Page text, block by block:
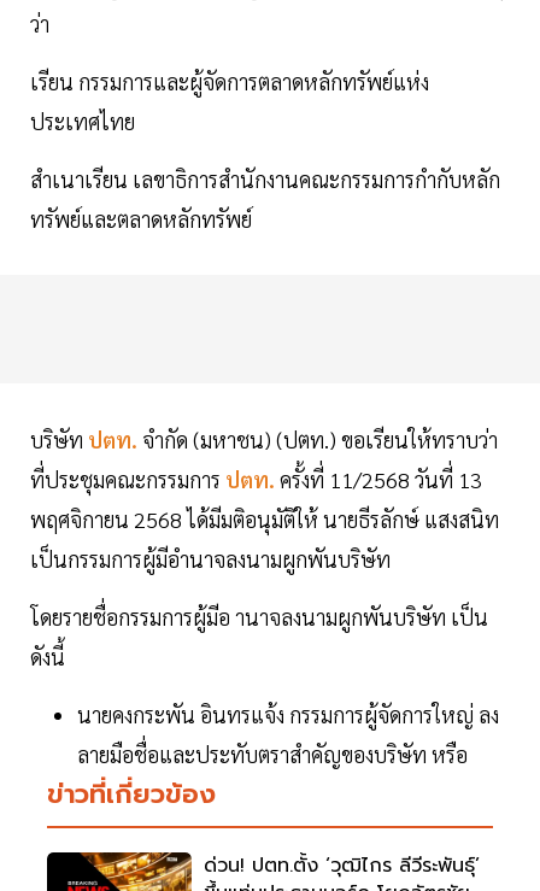
ว่า
เรียน กรรมการและผู้จัดการตลาดหลักทรัพย์แห่ง
ประเทศไทย
สำเนาเรียน เลขาธิการสำนักงานคณะกรรมการกำกับหลัก
ทรัพย์และตลาดหลักทรัพย์
บริษัท ปตท. จำกัด (มหาชน) (ปตท.) ขอเรียนให้ทราบว่า
ที่ประชุมคณะกรรมการ ปตท. ครั้งที่ 11/2568 วันที่ 13
พฤศจิกายน 2568 ได้มีมติอนุมัติให้ นายธีรลักษ์ แสงสนิท
เป็นกรรมการผู้มีอำนาจลงนามผูกพันบริษัท
โดยรายชื่อกรรมการผู้มีอ านาจลงนามผูกพันบริษัท เป็น
ดังนี้
นายคงกระพัน อินทรแจ้ง กรรมการผู้จัดการใหญ่ ลง
ลายมือชื่อและประทับตราสำคัญของบริษัท หรือ
ข่าวที่เกี่ยวข้อง
ด่วน! ปตท.ตั้ง ‘วุฒิไกร ลีวีระพันธุ์’